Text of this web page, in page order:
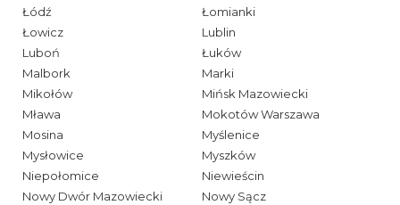
Łódź
Łomianki
Łowicz
Lublin
Luboń
Łuków
Malbork
Marki
Mikołów
Mińsk Mazowiecki
Mława
Mokotów Warszawa
Mosina
Myślenice
Mysłowice
Myszków
Niepołomice
Niewieścin
Nowy Dwór Mazowiecki
Nowy Sącz